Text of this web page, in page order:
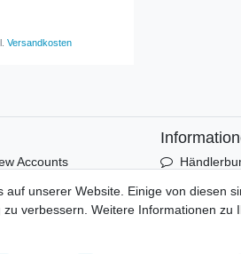
Versandkosten
Accounts
Messen
Über uns
auf unserer Website. Einige von diesen
verbessern. Weitere Informationen